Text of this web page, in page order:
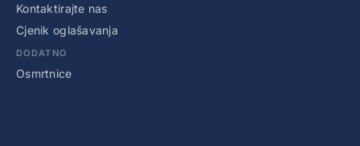
Kontaktirajte nas
Cjenik oglašavanja
DODATNO
Osmrtnice